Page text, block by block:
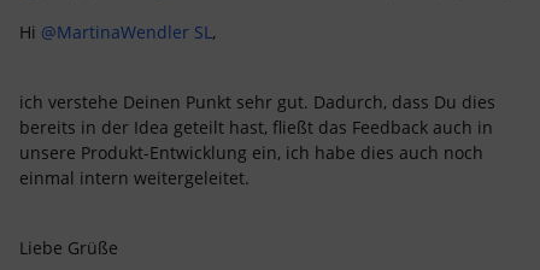
Hi @MartinaWendler SL,
ich verstehe Deinen Punkt sehr gut. Dadurch, dass Du dies
bereits in der Idea geteilt hast, fließt das Feedback auch in
unsere Produkt-Entwicklung ein, ich habe dies auch noch
einmal intern weitergeleitet.
Liebe Grüße